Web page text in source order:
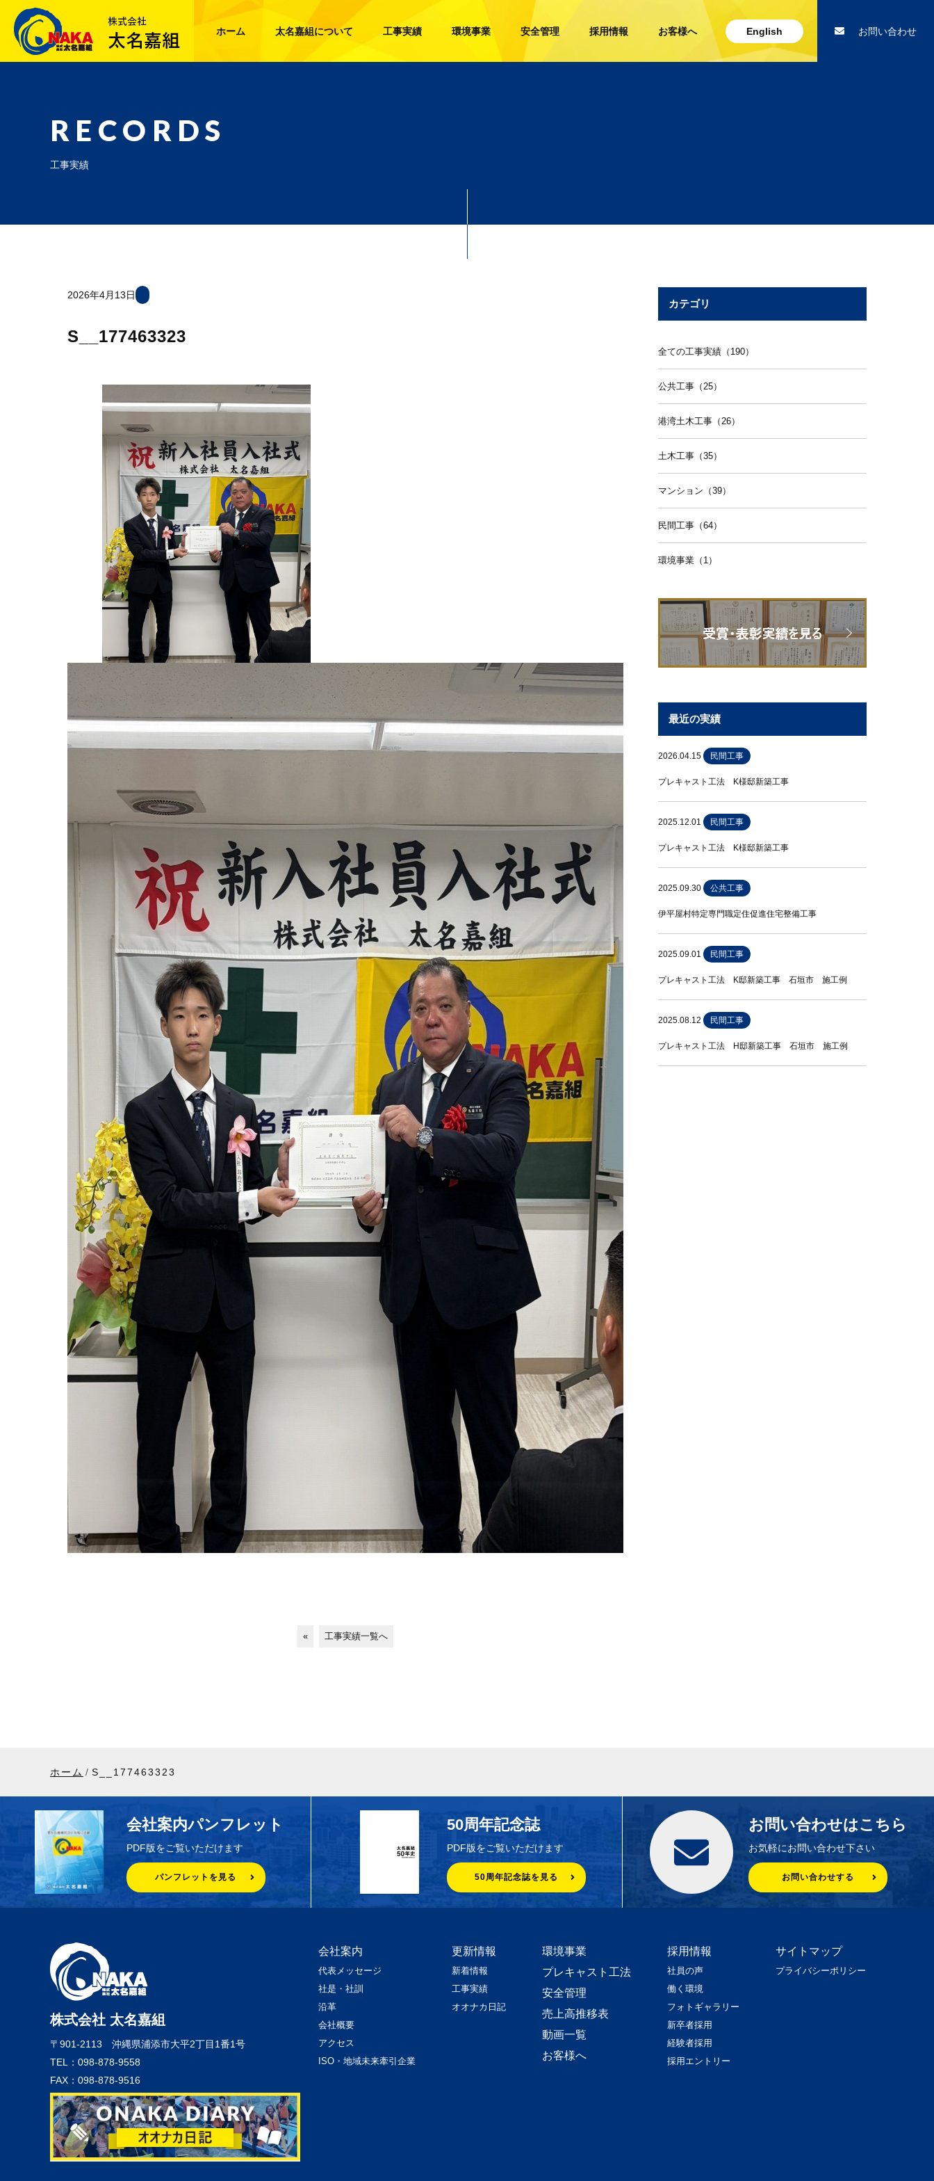
ホーム 太名嘉組について 工事実績 環境事業 安全管理 採用情報 お客様へ English お問い合わせ
RECORDS
工事実績
2026年4月13日
S__177463323
« 工事実績一覧へ
カテゴリ
全ての工事実績（190）
公共工事（25）
港湾土木工事（26）
土木工事（35）
マンション（39）
民間工事（64）
環境事業（1）
最近の実績
2026.04.15 民間工事
プレキャスト工法 K様邸新築工事
2025.12.01 民間工事
プレキャスト工法 K様邸新築工事
2025.09.30 公共工事
伊平屋村特定専門職定住促進住宅整備工事
2025.09.01 民間工事
プレキャスト工法 K邸新築工事 石垣市 施工例
2025.08.12 民間工事
プレキャスト工法 H邸新築工事 石垣市 施工例
ホーム S__177463323
会社案内パンフレット
PDF版をご覧いただけます
パンフレットを見る
50周年記念誌
PDF版をご覧いただけます
50周年記念誌を見る
お問い合わせはこちら
お気軽にお問い合わせ下さい
お問い合わせする
株式会社 太名嘉組
〒901-2113 沖縄県浦添市大平2丁目1番1号
TEL：098-878-9558
FAX：098-878-9516
会社案内
代表メッセージ
社是・社訓
沿革
会社概要
アクセス
ISO・地域未来牽引企業
更新情報
新着情報
工事実績
オオナカ日記
環境事業
プレキャスト工法
安全管理
売上高推移表
動画一覧
お客様へ
採用情報
社員の声
働く環境
フォトギャラリー
新卒者採用
経験者採用
採用エントリー
サイトマップ
プライバシーポリシー